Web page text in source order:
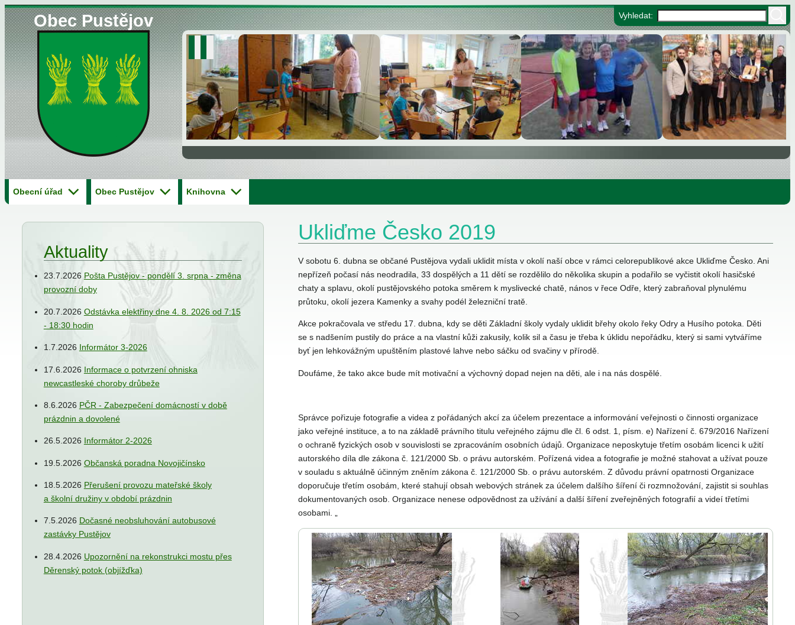
Obec Pustějov Vyhledat:
Obecní úřad Obec Pustějov Knihovna
Ukliďme Česko 2019
V sobotu 6. dubna se občané Pustějova vydali uklidit místa v okolí naší obce v rámci celorepublikové akce Ukliďme Česko. Ani
nepřízeň počasí nás neodradila, 33 dospělých a 11 dětí se rozdělilo do několika skupin a podařilo se vyčistit okolí hasičské
chaty a splavu, okolí pustějovského potoka směrem k myslivecké chatě, nános v řece Odře, který zabraňoval plynulému
průtoku, okolí jezera Kamenky a svahy podél železniční tratě.
Akce pokračovala ve středu 17. dubna, kdy se děti Základní školy vydaly uklidit břehy okolo řeky Odry a Husího potoka. Děti
se s nadšením pustily do práce a na vlastní kůži zakusily, kolik sil a času je třeba k úklidu nepořádku, který si sami vytváříme
byť jen lehkovážným upuštěním plastové lahve nebo sáčku od svačiny v přírodě.
Doufáme, že tako akce bude mít motivační a výchovný dopad nejen na děti, ale i na nás dospělé.
Správce pořizuje fotografie a videa z pořádaných akcí za účelem prezentace a informování veřejnosti o činnosti organizace
jako veřejné instituce, a to na základě právního titulu veřejného zájmu dle čl. 6 odst. 1, písm. e) Nařízení č. 679/2016 Nařízení
o ochraně fyzických osob v souvislosti se zpracováním osobních údajů. Organizace neposkytuje třetím osobám licenci k užití
autorského díla dle zákona č. 121/2000 Sb. o právu autorském. Pořízená videa a fotografie je možné stahovat a užívat pouze
v souladu s aktuálně účinným zněním zákona č. 121/2000 Sb. o právu autorském. Z důvodu právní opatrnosti Organizace
doporučuje třetím osobám, které stahují obsah webových stránek za účelem dalšího šíření či rozmnožování, zajistit si souhlas
dokumentovaných osob. Organizace nenese odpovědnost za užívání a další šíření zveřejněných fotografií a videí třetími
osobami. „
Aktuality
23.7.2026 Pošta Pustějov - pondělí 3. srpna - změna
provozní doby
20.7.2026 Odstávka elektřiny dne 4. 8. 2026 od 7:15
- 18:30 hodin
1.7.2026 Informátor 3-2026
17.6.2026 Informace o potvrzení ohniska
newcastleské choroby drůbeže
8.6.2026 PČR - Zabezpečení domácností v době
prázdnin a dovolené
26.5.2026 Informátor 2-2026
19.5.2026 Občanská poradna Novojičínsko
18.5.2026 Přerušení provozu mateřské školy
a školní družiny v období prázdnin
7.5.2026 Dočasné neobsluhování autobusové
zastávky Pustějov
28.4.2026 Upozornění na rekonstrukci mostu přes
Děrenský potok (objížďka)